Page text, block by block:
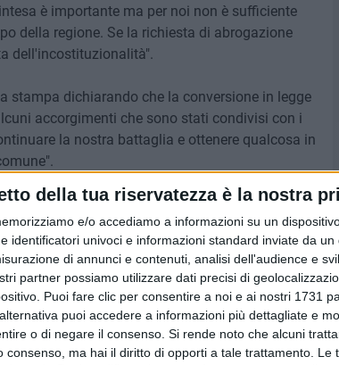
della tua riservatezza è la nostra
e/o accediamo a informazioni su un
identificatori univoci e informazioni standard inviate da
di annunci e contenuti, analisi dell'audience e
partner possiamo utilizzare dati precisi di
Puoi fare clic per consentire a noi e ai nostri 1731
puoi accedere a informazioni più dettagliate e
o di negare il consenso. Si rende noto che alcuni
consenso, ma hai il diritto di opporti a tale trattamento. Le
è importante ma per noi non è sufficiente
della regione. Se la richiesta di abrogazione
dell'incostituzionalità".
stampa dichiarando che la conversione in legge
accorgimenti che sono stati condivisi con i
la nostra battaglia e ottenere qualcosa in
quella dal premier Renzi che qualche giorno fa
che non lasciano tempo ad una
a mettere nuovi soldi ma a dire che i soldi
forte crisi energetica e non estraiamo il
per tirar su il petrolio la faccio, anzi l'ho fatta.
fuori".